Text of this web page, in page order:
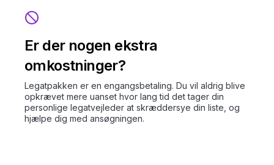
Er der nogen ekstra
omkostninger?
Legatpakken er en engangsbetaling. Du vil aldrig blive
opkrævet mere uanset hvor lang tid det tager din
personlige legatvejleder at skræddersye din liste, og
hjælpe dig med ansøgningen.